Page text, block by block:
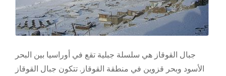
جبال القوقاز هي سلسلة جبلية تقع في أوراسيا بين البحر
الأسود وبحر قزوين في منطقة القوقاز. تتكون جبال القوقاز